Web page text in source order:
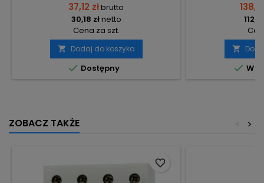
37,12 złbrutto
30,18 złnetto
Cena za szt.
 Dodaj do koszyka
 Dostępny

 W
ZOBACZ TAKŻE >
<
favorite_border